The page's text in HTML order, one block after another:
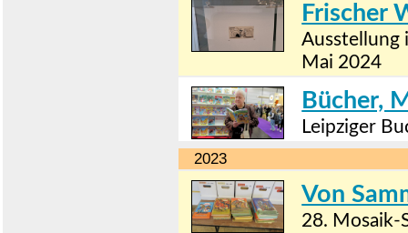
Frischer
Ausstellung
Mai 2024
Bücher,
Leipziger
2023
Von
28. Mosaik-